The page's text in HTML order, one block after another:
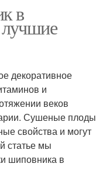
в
декоративное
и
веков
Сушеные плоды
свойства и могут
статье мы
шиповника в